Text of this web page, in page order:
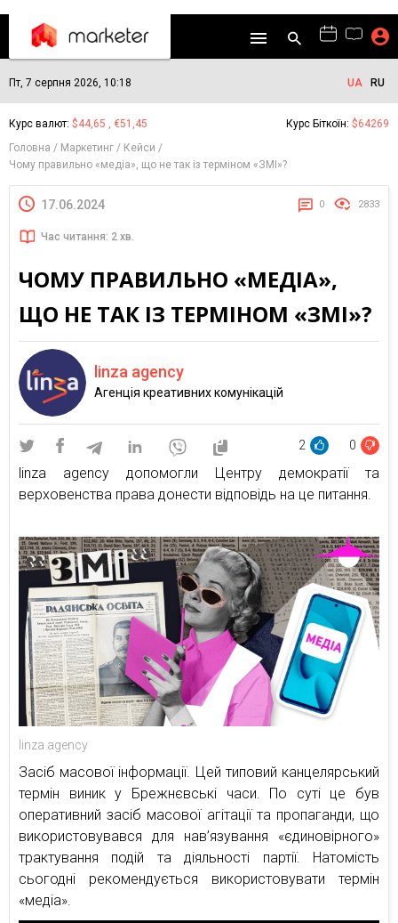
Пт, 7 серпня 2026, 10:18 UA RU
Курс валют: $44,65 , €51,45 Курс Біткоїн: $64269
Головна
Маркетинг
Кейси
Чому правильно «медіа», що не так із терміном «ЗМІ»?
17.06.2024 0 2833
Час читання: 2 хв.
ЧОМУ ПРАВИЛЬНО «МЕДІА»,
ЩО НЕ ТАК ІЗ ТЕРМІНОМ «ЗМІ»?
linza agency
Агенція креативних комунікацій
2 0
linza agency допомогли Центру демократії та
верховенства права донести відповідь на це питання.
linza agency
Засіб масової інформації. Цей типовий канцелярський
термін виник у Брежнєвські часи. По суті це був
оперативний засіб масової агітації та пропаганди, що
використовувався для нав’язування «єдиновірного»
трактування подій та діяльності партії. Натомість
сьогодні рекомендується використовувати термін
«медіа».